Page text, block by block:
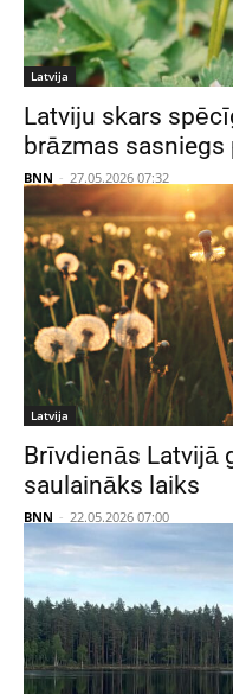
Latvija
Latviju skars
brāzmas
BNN - 27.05.2026 07:32
Latvija
Brīvdienās Latvijā
saulaināks laiks
BNN - 22.05.2026 07:00